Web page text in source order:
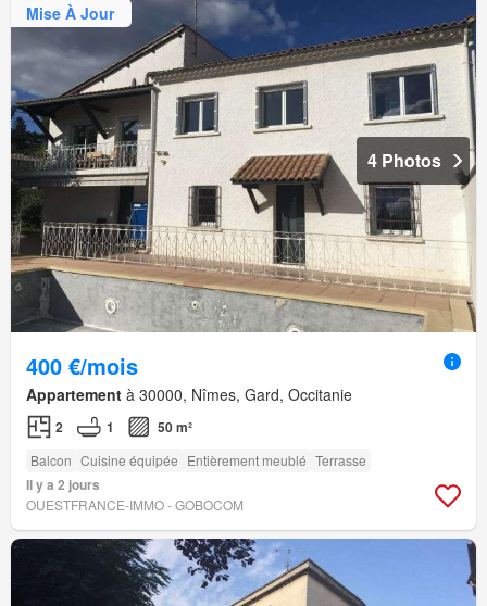
Mise À Jour
4 Photos
400 €/mois
Appartement à 30000, Nîmes, Gard, Occitanie
2 1 50 m²
Balcon Cuisine équipée Entièrement meublé Terrasse
Il y a 2 jours
OUESTFRANCE-IMMO - GOBOCOM